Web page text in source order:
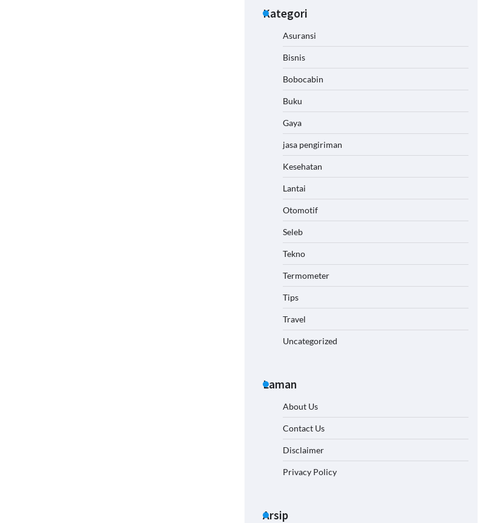
Kategori
Asuransi
Bisnis
Bobocabin
Buku
Gaya
jasa pengiriman
Kesehatan
Lantai
Otomotif
Seleb
Tekno
Termometer
Tips
Travel
Uncategorized
Laman
About Us
Contact Us
Disclaimer
Privacy Policy
Arsip